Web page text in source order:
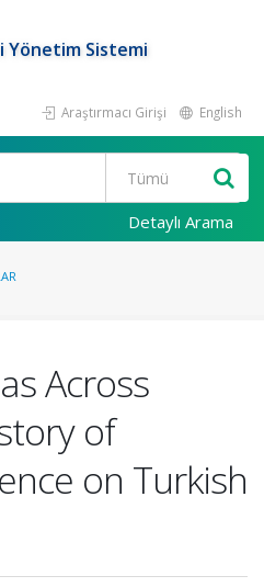
Yönetim Sistemi
Araştırmacı Girişi English
Detaylı Arama
Across
of
on Turkish